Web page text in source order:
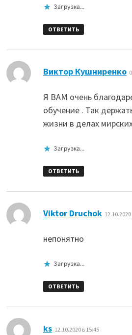
Загрузка...
ОТВЕТИТЬ
Виктор Кушниренко:
Я ВАМ очень
обучение . Так
жизни в делах
Загрузка...
ОТВЕТИТЬ
Viktor Druchok:
непонятно
Загрузка...
ОТВЕТИТЬ
ks: 12.10.2020 в 15:45